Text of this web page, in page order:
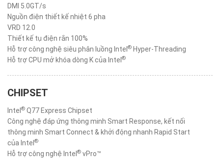
DMI 5.0GT/s
Nguồn điện thiết kế nhiệt 6 pha
VRD 12.0
Thiết kế tụ điện rắn 100%
Hỗ trợ công nghệ siêu phân luồng Intel ® Hyper-Threading
Hỗ trợ CPU mở khóa dòng K của Intel ®
CHIPSET
Intel ® Q77 Express Chipset
Công nghệ đáp ứng thông minh Smart Response, kết nối
thông minh Smart Connect & khởi động nhanh Rapid Start
của Intel ®
Hỗ trợ công nghệ Intel ® vPro™